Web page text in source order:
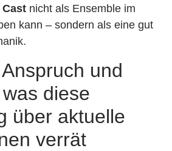
nicht als Ensemble im
kann – sondern als eine gut
und
diese
über aktuelle
verrät